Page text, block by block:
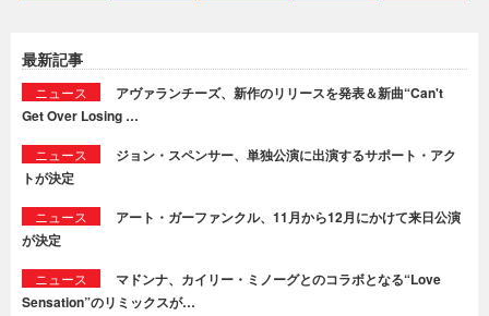
最新記事
ニュース
アヴァランチーズ、新作のリリースを発表＆新曲“Can't
Get Over Losing …
ニュース
ジョン・スペンサー、単独公演に出演するサポート・アク
トが決定
ニュース
アート・ガーファンクル、11月から12月にかけて来日公演
が決定
ニュース
マドンナ、カイリー・ミノーグとのコラボとなる“Love
Sensation”のリミックスが…